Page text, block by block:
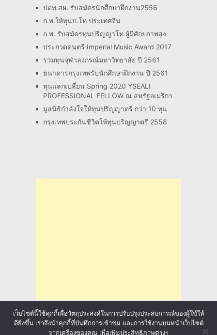
ปตท.สผ. รับสมัครนักศึกษาฝึกงาน2556
ก.พ.ให้ทุนป.โท ประเทศจีน
ก.พ. รับสมัครทุนปริญญาโท ผู้มีศักยภาพสูง
ประกวดดนตรี Imperial Music Award 2017
รวมทุนจุฬาลงกรณ์มหาวิทยาลัย ปี 2561
ธนาคารกรุงเทพรับนักศึกษาฝึกงาน ปี 2561
ทุนแลกเปลี่ยน Spring 2020 YSEALI
PROFESSIONAL FELLOW ณ สหรัฐอเมริกา
มูลนิธิกำลังใจให้ทุนปริญญาตรี กว่า 10 ทุน
กรุงเทพประกันชีวิตให้ทุนปริญญาตรี 2558
เว็บไซต์นี้ใช้คุกกี้เพื่อวัตถุประสงค์ในการปรับปรุงประสบการณ์ของผู้ใช้ให้
ดียิ่งขึ้น เราจึงนำคุกกี้ที่บันทึกการเข้าชม และการใช้งานบนหน้าเว็บไซต์
จากเครื่องของคุณ เพื่อเพิ่มประสิทธิภาพต่างๆ